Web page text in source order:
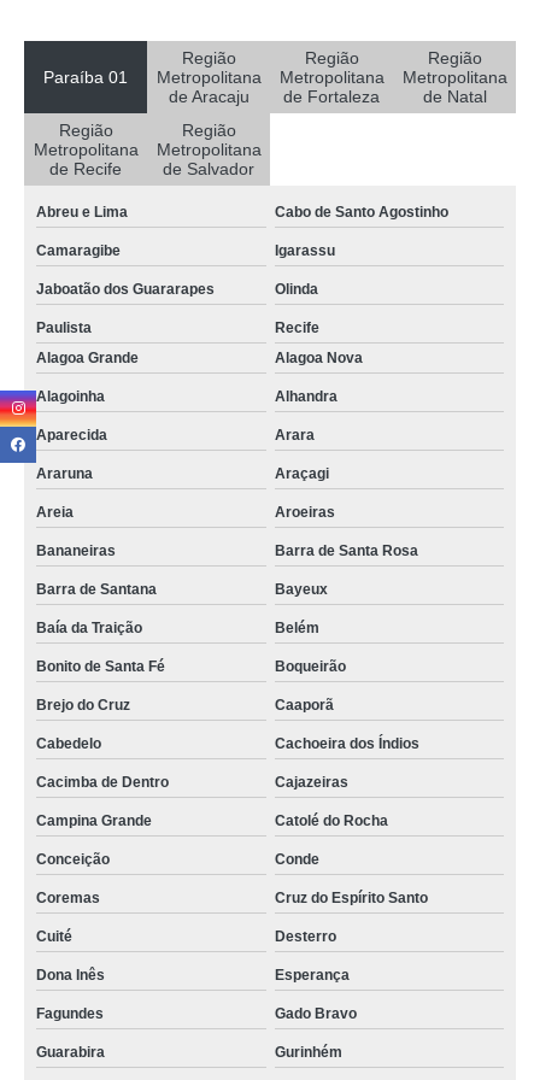
coworking de salas privativas Esperança
sala comercial coworking para reuniões preço Olinda
sala individual coworking para reunião preço Picuí
preço de sala comercial coworking para reuniões Massaranduba
preço de alugar salas coworking Araçagi
alugar salas coworking valor Tavares
onde tem coworking sala Caucaia
coworking sala preço Natal
coworking de salas privativas Lagoa Seca
coworking sala valor Tacima
preço de coworking de salas privativas São Gonçalo do Amarante
coworking salas individuais Sapé
preço de salas de reunião coworkings Simões Filho
onde tem sala comercial coworking para reuniões Bayeux
alugar salas coworking preço Pombal
onde tem coworking de salas privativas Monteiro
sala para coworking preço Natal
coworking salas individuais preço Abreu e Lima
sala comercial coworking para reuniões valor Cabo de Santo Agostinho
preço de coworking sala Itaporanga
coworking salas de reunião Sumé
preço de sala individual coworking para reunião Barra de Santana
onde tem coworking salas individuais Mataraca
Paraíba 01
Região
Metropolitana
de Aracaju
Região
Metropolitana
de Fortaleza
Região
Metropolitana
de Natal
Região
Metropolitana
de Recife
Região
Metropolitana
de Salvador
Abreu e Lima Cabo de Santo Agostinho
Camaragibe Igarassu
Jaboatão dos Guararapes Olinda
Paulista
Recife
Alagoa Grande
Alagoa Nova
Alagoinha Alhandra
Aparecida Arara
Araruna Araçagi
Areia Aroeiras
Bananeiras Barra de Santa Rosa
Barra de Santana Bayeux
Baía da Traição Belém
Bonito de Santa Fé Boqueirão
Brejo do Cruz Caaporã
Cabedelo Cachoeira dos Índios
Cacimba de Dentro Cajazeiras
Campina Grande Catolé do Rocha
Conceição Conde
Coremas Cruz do Espírito Santo
Cuité Desterro
Dona Inês Esperança
Fagundes Gado Bravo
Guarabira Gurinhém